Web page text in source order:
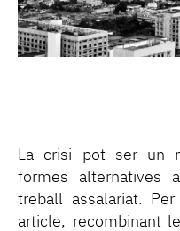
La crisi pot ser un
formes alternatives
treball assalariat. Per
article, recombinant